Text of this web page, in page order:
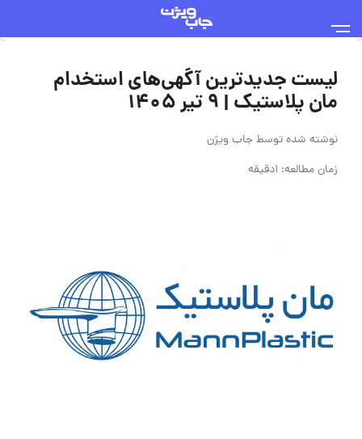
لیست جدیدترین آگهی‌های استخدام
مان پلاستیک | ۹ تیر ۱۴۰۵
نوشته شده توسطجاب ویژن
زمان مطالعه: 1دقیقه